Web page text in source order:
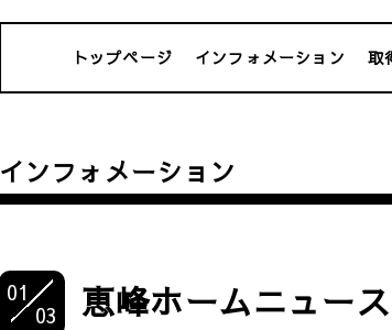
トップページ インフォメーション 取
インフォメーション
01
03
恵峰ホームニュー